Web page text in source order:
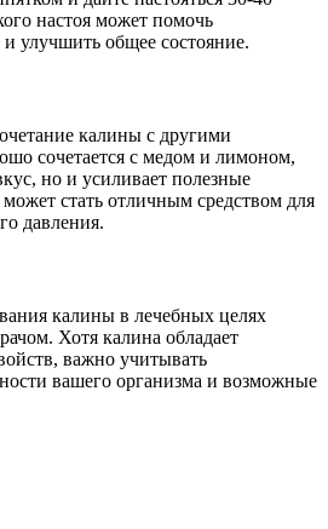
настоя может помочь
улучшить общее состояние.
калины с другими
сочетается с медом и лимоном,
но и усиливает полезные
стать отличным средством для
давления.
калины в лечебных целях
Хотя калина обладает
важно учитывать
вашего организма и возможные